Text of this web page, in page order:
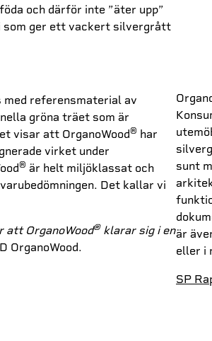
och därför inte ”äter upp”
som ger ett vackert silvergrått
referensmaterial av
gröna träet som är
visar att OrganoWood® har
virket under
® är helt miljöklassat och
Det kallar vi
att OrganoWood®klarar sig i en
OrganoWood.
sunt
är
eller i
SP